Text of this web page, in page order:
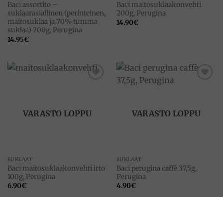
Baci assortito –
suklaarasiallinen (perinteinen,
maitosuklaa ja 70% tumma
suklaa) 200g, Perugina
14.95€
Baci maitosuklaakonvehti
200g, Perugina
14.90€
VARASTO LOPPU
SUKLAAT
Baci maitosuklaakonvehti irto
100g, Perugina
6.90€
VARASTO LOPPU
SUKLAAT
Baci perugina caffè 37,5g,
Perugina
4.90€